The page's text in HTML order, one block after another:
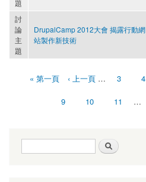
題
討
論
主
題
DrupalCamp 2012大會 揭露行動網
站製作新技術
« 第一頁 ‹ 上一頁 … 3 4
9 10 11 …
搜尋表單